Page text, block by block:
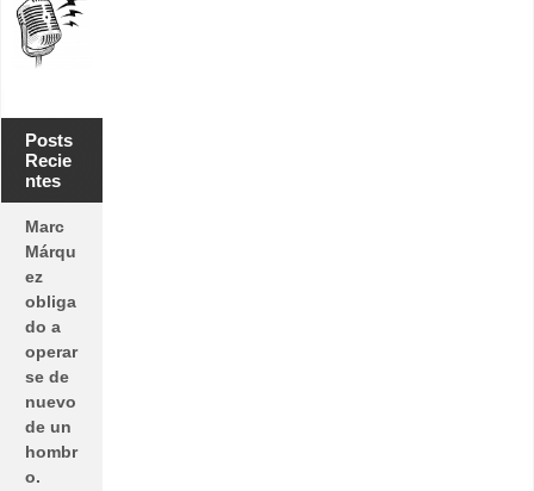
Posts
Recie
ntes
Marc
Márqu
ez
obliga
do a
operar
se de
nuevo
de un
hombr
o.